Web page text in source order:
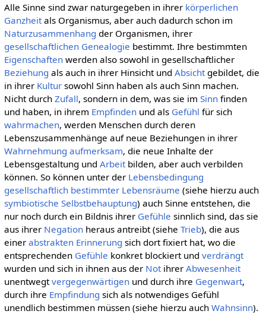
Alle Sinne sind zwar naturgegeben in ihrer körperlichen
Ganzheitals Organismus, aber auch dadurch schon im
Naturzusammenhang der Organismen, ihrer
gesellschaftlichen Genealogie bestimmt. Ihre bestimmten
Eigenschaftenwerden also sowohl in gesellschaftlicher
Beziehung als auch in ihrer Hinsicht und Absichtgebildet, die
in ihrer Kultursowohl Sinn haben als auch Sinn machen.
Nicht durch Zufall, sondern in dem, was sie im Sinnfinden
und haben, in ihrem Empfindenund als Gefühl für sich
wahrmachen, werden Menschen durch deren
Lebenszusammenhänge auf neue Beziehungen in ihrer
Wahrnehmung aufmerksam, die neue Inhalte der
Lebensgestaltung und Arbeitbilden, aber auch verbilden
können. So können unter der Lebensbedingung
gesellschaftlich bestimmter Lebensräume (siehe hierzu auch
symbiotische Selbstbehauptung) auch Sinne entstehen, die
nur noch durch ein Bildnis ihrer Gefühle sinnlich sind, das sie
aus ihrer Negationheraus antreibt (siehe Trieb), die aus
einer abstrakten Erinnerung sich dort fixiert hat, wo die
entsprechenden Gefühle konkret blockiert und verdrängt
wurden und sich in ihnen aus der Notihrer Abwesenheit
unentwegtvergegenwärtigenund durch ihre Gegenwart,
durch ihre Empfindung sich als notwendiges Gefühl
unendlich bestimmen müssen (siehe hierzu auch Wahnsinn).